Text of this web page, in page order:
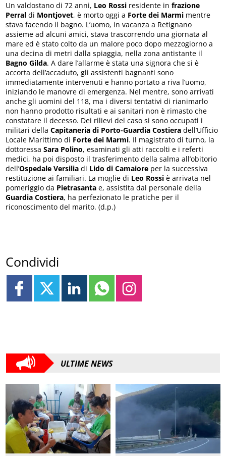
Un valdostano di 72 anni, Leo Rossi residente infrazione
Perral di Montjovet, è morto oggi a Forte dei Marmi mentre
stava facendo il bagno. L’uomo, in vacanza a Retignano
assieme ad alcuni amici, stava trascorrendo una giornata al
mare ed è stato colto da un malore poco dopo mezzogiorno a
una decina di metri dalla spiaggia, nella zona antistante il
Bagno Gilda. A dare l’allarme è stata una signora che si è
accorta dell’accaduto, gli assistenti bagnanti sono
immediatamente intervenuti e hanno portato a riva l’uomo,
iniziando le manovre di emergenza. Nel mentre, sono arrivati
anche gli uomini del 118, ma i diversi tentativi di rianimarlo
non hanno prodotto risultati e ai sanitari non è rimasto che
constatare il decesso. Dei rilievi del caso si sono occupati i
militari dellaCapitaneria di Porto-Guardia Costiera dell’Ufficio
Locale Marittimo di Forte dei Marmi. Il magistrato di turno, la
dottoressaSara Polino, esaminati gli atti raccolti e i referti
medici, ha poi disposto il trasferimento della salma all’obitorio
dell’Ospedale Versilia di Lido di Camaiore per la successiva
restituzione ai familiari. La moglie di Leo Rossi è arrivata nel
pomeriggio da Pietrasanta e, assistita dal personale della
Guardia Costiera, ha perfezionato le pratiche per il
riconoscimento del marito. (d.p.)
Condividi
ULTIME NEWS